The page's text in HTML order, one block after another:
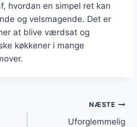
hvordan en simpel ret kan
og velsmagende. Det er
at blive værdsat og
køkkener i mange
NÆSTE
Uforglemmelig